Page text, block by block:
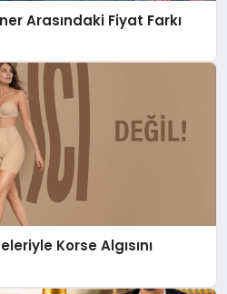
Arasındaki Fiyat Farkı
Korse Algısını